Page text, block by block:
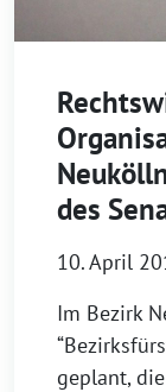
des
10. April
Im Bezirk
geplant,